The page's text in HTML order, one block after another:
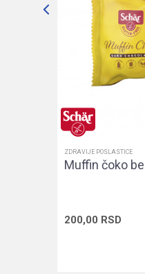
Oblik
Pol
Sadržaj
POŠALJI
ZDRAVIJE POSLASTICE
Muffin čoko
200,00 RSD